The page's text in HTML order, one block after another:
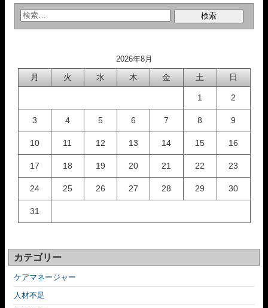
2026年8月
月 火 水 木 金 土 日
1 2
3 4 5 6 7 8 9
10 11 12 13 14 15 16
17 18 19 20 21 22 23
24 25 26 27 28 29 30
31
カテゴリー
ケアマネージャー
人材不足